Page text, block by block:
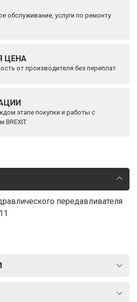
обслуживание, услуги по ремонту
ЦЕНА
от производителя без переплат
этапе покупки и работы с
BREXIT
передавливателя